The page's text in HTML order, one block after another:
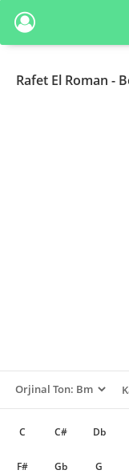
Rafet El Roman -
C C# Db
F# Gb G